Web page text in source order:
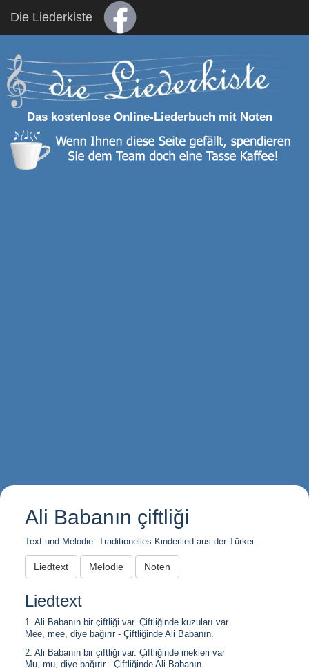
Die Liederkiste
Das kostenlose Online-Liederbuch mit Noten
Ali Babanın çiftliği
Text und Melodie: Traditionelles Kinderlied aus der Türkei.
Liedtext Melodie Noten
Liedtext
1. Ali Babanın bir çiftliği var. Çiftliğinde kuzuları var
Mee, mee, diye bağırır - Çiftliğinde Ali Babanın.
2. Ali Babanın bir çiftliği var. Çiftliğinde inekleri var
Mu, mu, diye bağırır - Çiftliğinde Ali Babanın.